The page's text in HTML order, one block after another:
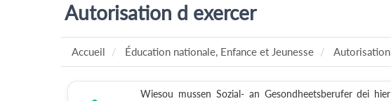
Autorisation d exercer
Accueil Éducation nationale, Enfance et Jeunesse
Wiesou mussen Sozial- an Gesondheetsberufer dei